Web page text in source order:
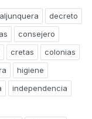
decreto
consejero
cretas
colonias
higiene
independencia